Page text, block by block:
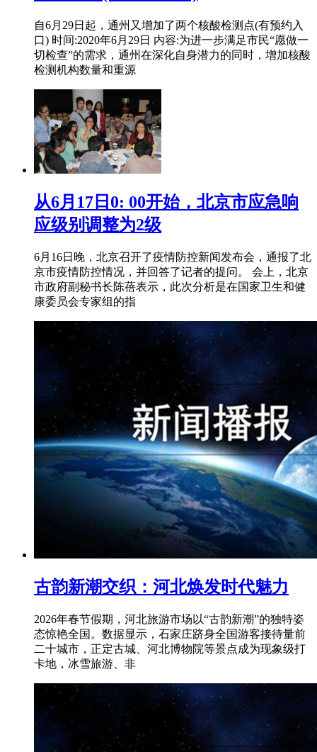
自6月29日起，通州又增加了两个核酸检测点(有预约入
口) 时间:2020年6月29日 内容:为进一步满足市民“愿做一
切检查”的需求，通州在深化自身潜力的同时，增加核酸
检测机构数量和重源
从6月17日0: 00开始，北京市应急响
应级别调整为2级
6月16日晚，北京召开了疫情防控新闻发布会，通报了北
京市疫情防控情况，并回答了记者的提问。 会上，北京
市政府副秘书长陈蓓表示，此次分析是在国家卫生和健
康委员会专家组的指
古韵新潮交织：河北焕发时代魅力
2026年春节假期，河北旅游市场以“古韵新潮”的独特姿
态惊艳全国。数据显示，石家庄跻身全国游客接待量前
二十城市，正定古城、河北博物院等景点成为现象级打
卡地，冰雪旅游、非